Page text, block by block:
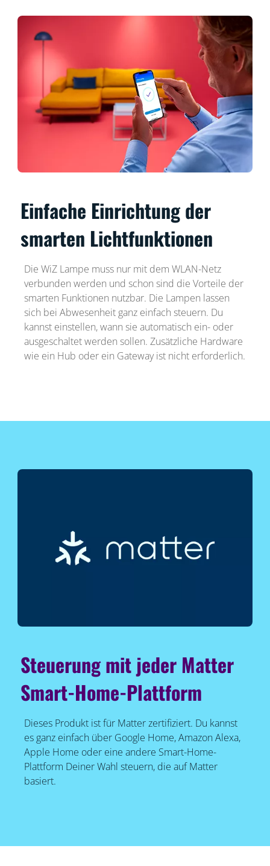
Einfache Einrichtung der
smarten Lichtfunktionen
Die WiZ Lampe muss nur mit dem WLAN-Netz
verbunden werden und schon sind die Vorteile der
smarten Funktionen nutzbar. Die Lampen lassen
sich bei Abwesenheit ganz einfach steuern. Du
kannst einstellen, wann sie automatisch ein- oder
ausgeschaltet werden sollen. Zusätzliche Hardware
wie ein Hub oder ein Gateway ist nicht erforderlich.
Steuerung mit jeder Matter
Smart-Home-Plattform
Dieses Produkt ist für Matter zertifiziert. Du kannst
es ganz einfach über Google Home, Amazon Alexa,
Apple Home oder eine andere Smart-Home-
Plattform Deiner Wahl steuern, die auf Matter
basiert.